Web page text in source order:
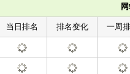
当日排名 排名变化 一周